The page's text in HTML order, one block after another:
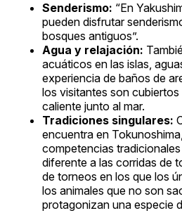
Senderismo: “En
pueden disfrutar
bosques antiguos”.
Agua y relajación:
acuáticos en las islas,
experiencia de baños de
los visitantes son
caliente junto al mar.
Tradiciones singulares:
encuentra en
competencias
diferente a las corridas de
de torneos en los que los
los animales que no son
protagonizan una especie